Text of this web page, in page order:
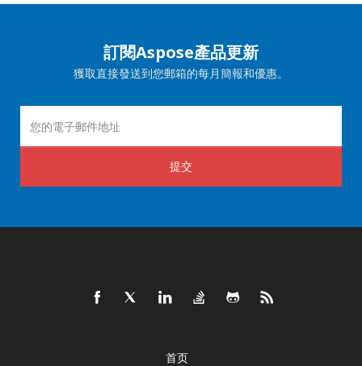
訂閱Aspose產品更新
獲取直接發送到您郵箱的每月簡報和優惠。
提交
首页